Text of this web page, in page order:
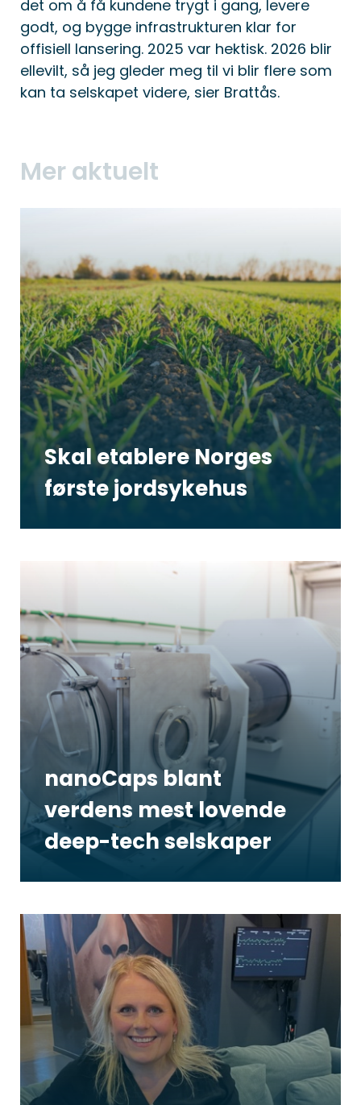
det om å få kundene trygt i gang, levere
godt, og bygge infrastrukturen klar for
offisiell lansering. 2025 var hektisk. 2026 blir
ellevilt, så jeg gleder meg til vi blir flere som
kan ta selskapet videre, sier Brattås.
Mer aktuelt
Skal etablere Norges
første jordsykehus
nanoCaps blant
verdens mest lovende
deep-tech selskaper